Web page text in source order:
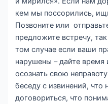
кем мы поссорились,
Позвоните или
предложите встречу,
том случае если ваши
нарушены – дайте
осознать свою
беседу с извинений, что
договориться, что